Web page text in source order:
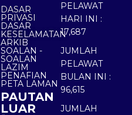
DASAR
PRIVASI
DASAR
KESELAMATAN
ARKIB
SOALAN -
SOALAN
LAZIM
PENAFIAN
PETA LAMAN
PAUTAN
LUAR
PELAWAT
HARI INI :
17,687
JUMLAH
PELAWAT
BULAN INI :
96,615
JUMLAH